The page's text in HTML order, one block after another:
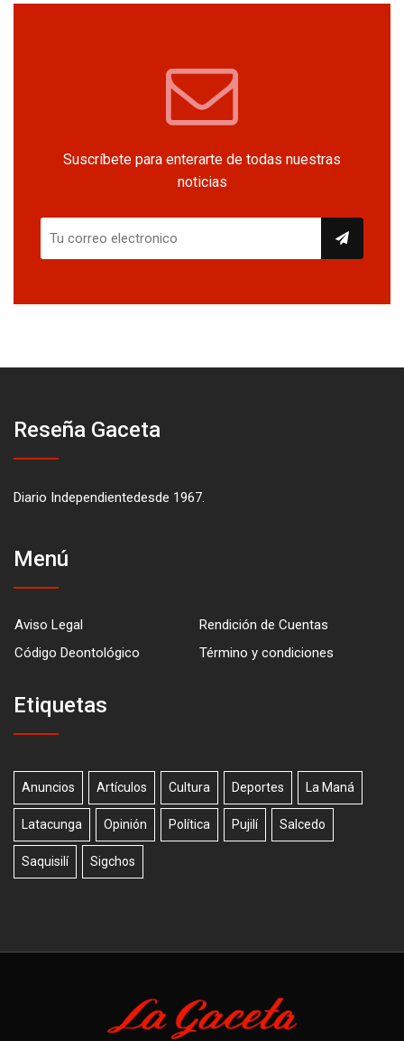
Suscríbete para enterarte de todas nuestras
noticias
Reseña Gaceta
Diario Independientedesde 1967.
Menú
Aviso Legal
Rendición de Cuentas
Código Deontológico
Término y condiciones
Etiquetas
Anuncios Artículos Cultura Deportes La Maná
Latacunga Opinión Política Pujilí Salcedo
Saquisilí Sigchos